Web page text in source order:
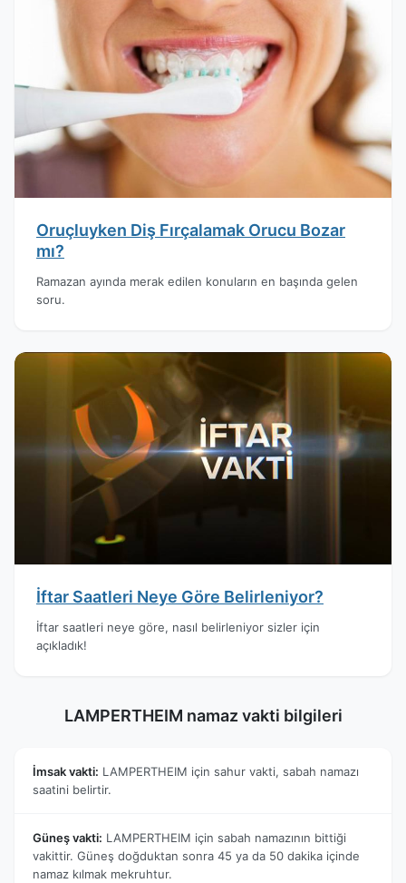
Oruçluyken Diş Fırçalamak Orucu Bozar
mı?
Ramazan ayında merak edilen konuların en başında gelen
soru.
İftar Saatleri Neye Göre Belirleniyor?
İftar saatleri neye göre, nasıl belirleniyor sizler için
açıkladık!
LAMPERTHEIM namaz vakti bilgileri
İmsak vakti: LAMPERTHEIM için sahur vakti, sabah namazı
saatini belirtir.
Güneş vakti: LAMPERTHEIM için sabah namazının bittiği
vakittir. Güneş doğduktan sonra 45 ya da 50 dakika içinde
namaz kılmak mekruhtur.